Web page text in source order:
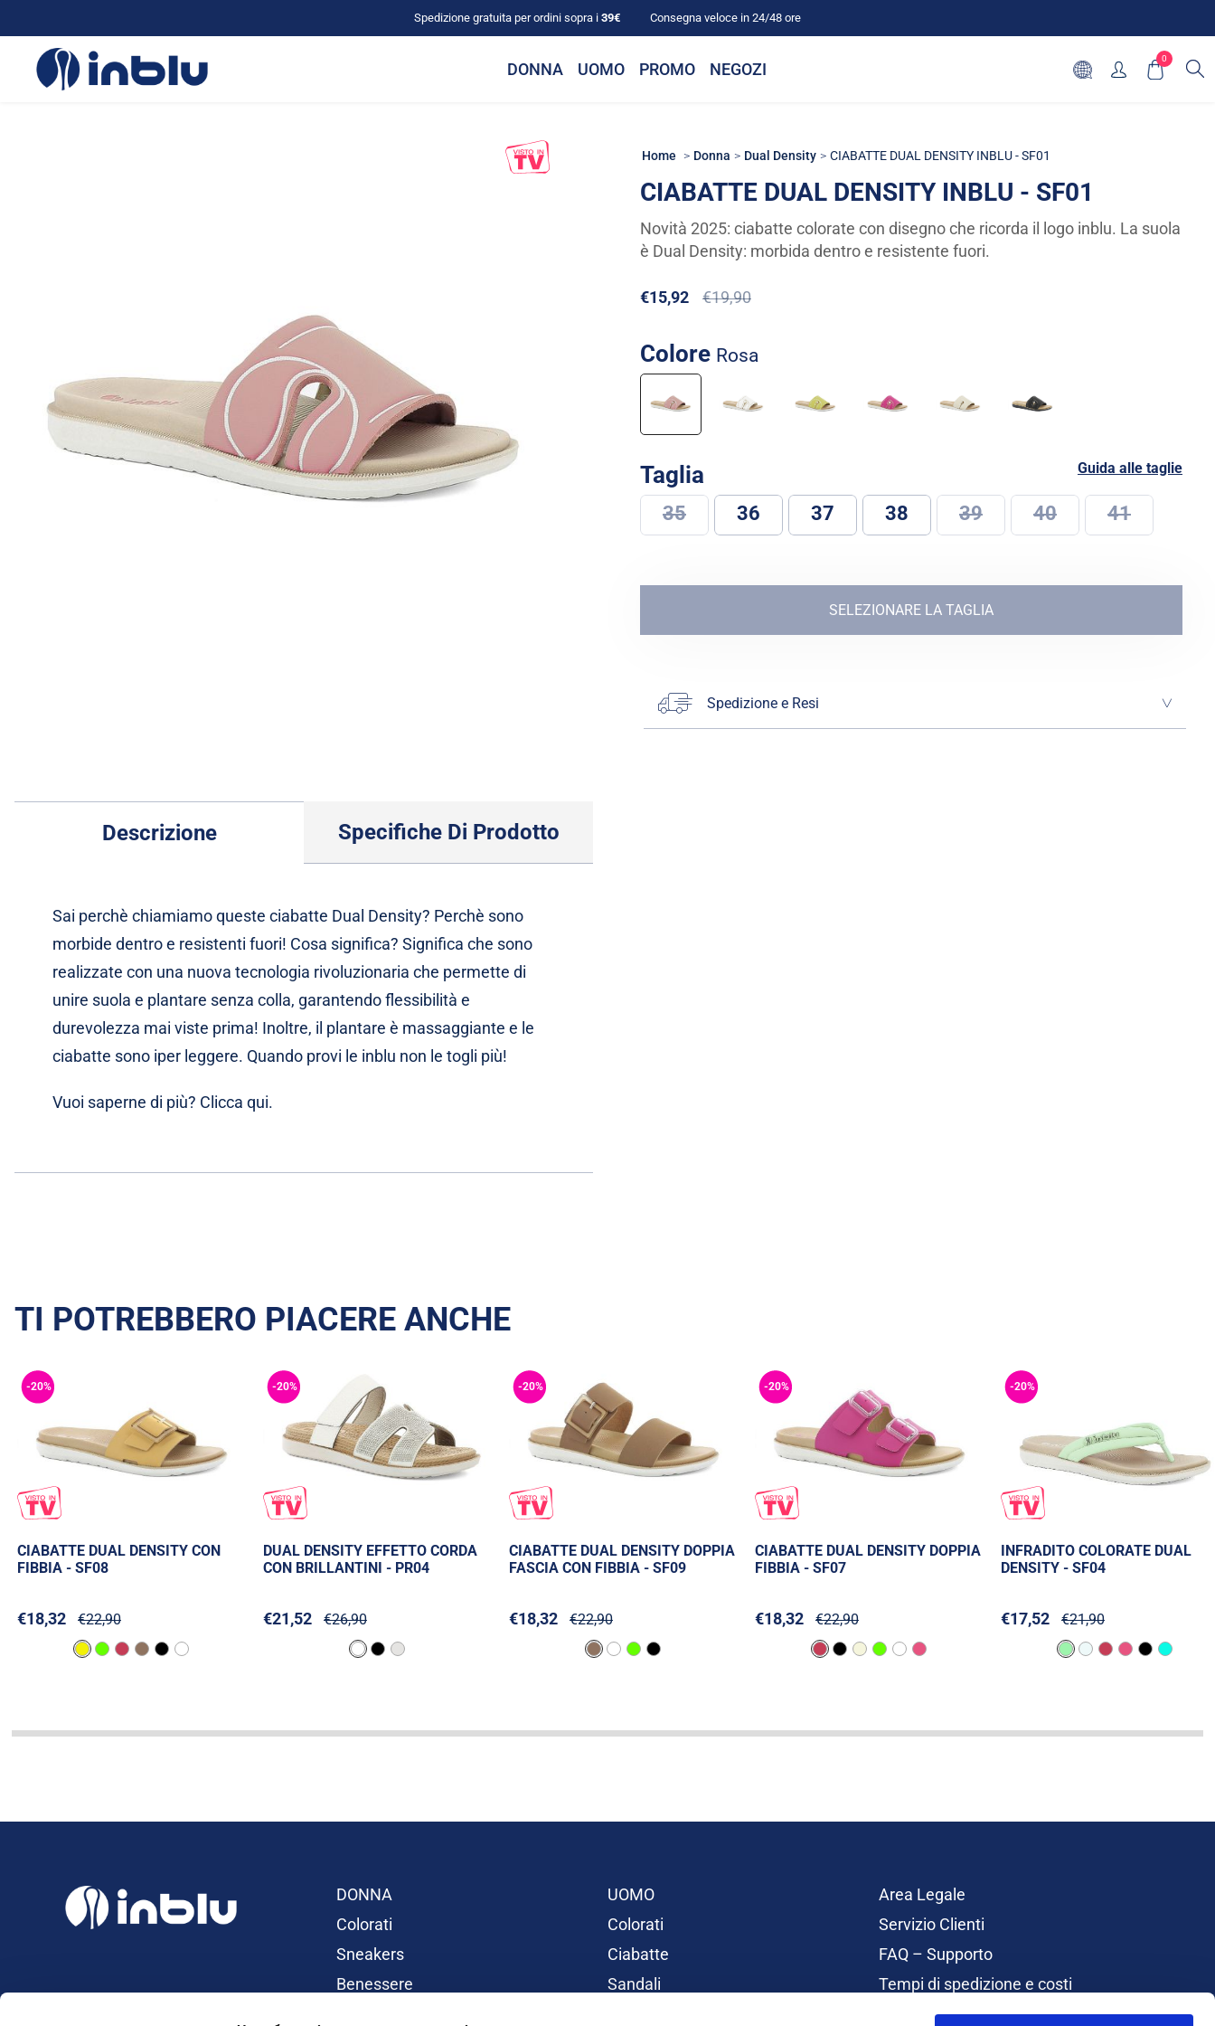
Spedizione gratuita per ordini sopra i 39€ Consegna veloce in 24/48 ore
DONNA UOMO PROMO NEGOZI
0
Home Donna Dual Density CIABATTE DUAL DENSITY INBLU - SF01
CIABATTE DUAL DENSITY INBLU - SF01
Novità 2025: ciabatte colorate con disegno che ricorda il logo inblu. La suola
è Dual Density: morbida dentro e resistente fuori.
€19,90
€15,92
Colore rosa
Taglia Guida alle taglie
35 36 37 38 39 40 41
SELEZIONARE LA TAGLIA
Spedizione e Resi
Descrizione Specifiche Di Prodotto
Sai perchè chiamiamo queste ciabatte Dual Density? Perchè sono
morbide dentro e resistenti fuori! Cosa significa? Significa che sono
realizzate con una nuova tecnologia rivoluzionaria che permette di
unire suola e plantare senza colla, garantendo flessibilità e
durevolezza mai viste prima! Inoltre, il plantare è massaggiante e le
ciabatte sono iper leggere. Quando provi le inblu non le togli più!
Vuoi saperne di più? Clicca qui.
TI POTREBBERO PIACERE ANCHE
-20%
CIABATTE DUAL DENSITY CON
FIBBIA - SF08
€18,32 €22,90
-20%
DUAL DENSITY EFFETTO CORDA
CON BRILLANTINI - PR04
€21,52 €26,90
-20%
CIABATTE DUAL DENSITY DOPPIA
FASCIA CON FIBBIA - SF09
€18,32 €22,90
-20%
CIABATTE DUAL DENSITY DOPPIA
FIBBIA - SF07
€18,32 €22,90
-20%
INFRADITO COLORATE DUAL
DENSITY - SF04
€17,52 €21,90
DONNA
Colorati
Sneakers
Benessere
UOMO
Colorati
Ciabatte
Sandali
Area Legale
Servizio Clienti
FAQ – Supporto
Tempi di spedizione e costi
Rimborsi e Resi